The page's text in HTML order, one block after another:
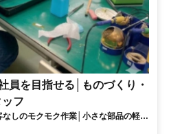
員を目指せる│ものづくり・
フ
なしのモクモク作業│小さな部品の軽作